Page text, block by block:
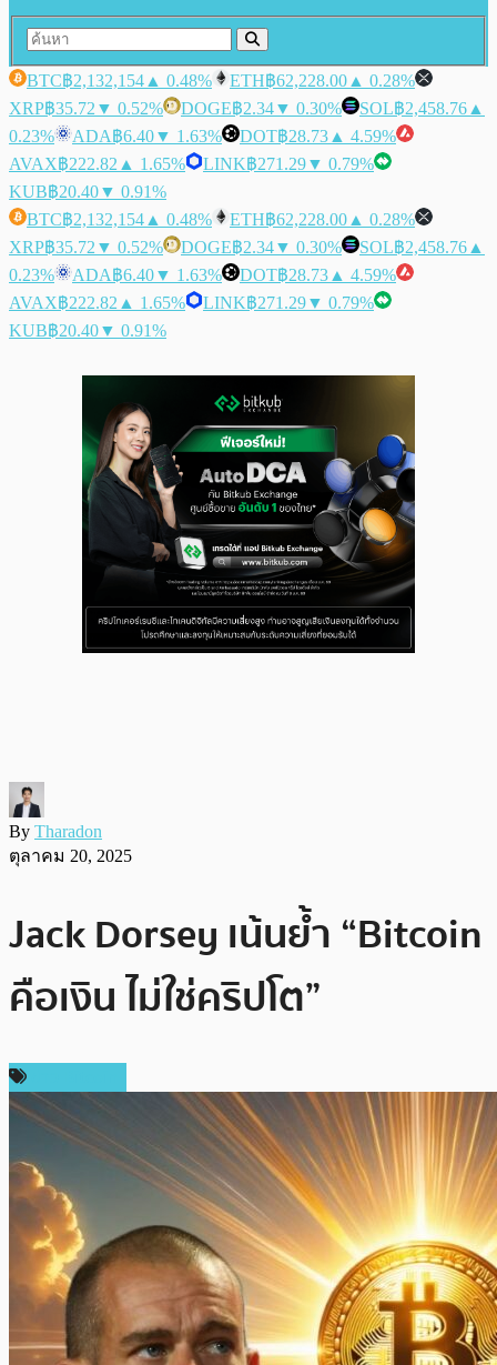
BTC฿2,132,154 ▲ 0.48% ETH฿62,228.00 ▲ 0.28%
XRP฿35.72 ▼ 0.52% DOGE฿2.34▼ 0.30% SOL฿2,458.76 ▲
0.23%
ADA฿6.40▼ 1.63% DOT฿28.73 ▲ 4.59%
AVAX฿222.82 ▲ 1.65% LINK฿271.29▼ 0.79%
KUB฿20.40▼ 0.91%
BTC฿2,132,154 ▲ 0.48% ETH฿62,228.00 ▲ 0.28%
XRP฿35.72 ▼ 0.52% DOGE฿2.34▼ 0.30% SOL฿2,458.76 ▲
0.23%
ADA฿6.40▼ 1.63% DOT฿28.73 ▲ 4.59%
AVAX฿222.82 ▲ 1.65% LINK฿271.29▼ 0.79%
KUB฿20.40▼ 0.91%
By Tharadon
ตุลาคม 20, 2025
Jack Dorsey เน้นย้ำ “Bitcoin
คือเงิน ไม่ใช่คริปโต”